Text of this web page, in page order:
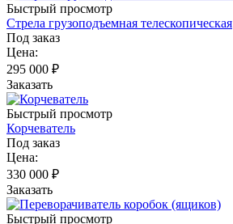
Быстрый просмотр
Стрела грузоподъемная телескопическая
Под заказ
Цена:
295 000 ₽
Заказать
Быстрый просмотр
Корчеватель
Под заказ
Цена:
330 000 ₽
Заказать
Быстрый просмотр